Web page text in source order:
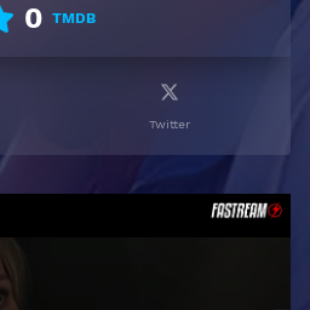
0 TMDB
Twitter